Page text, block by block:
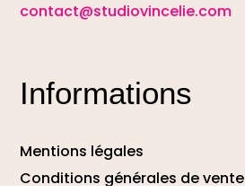
contact@studiovincelie.com
Informations
Mentions légales
Conditions générales de vente